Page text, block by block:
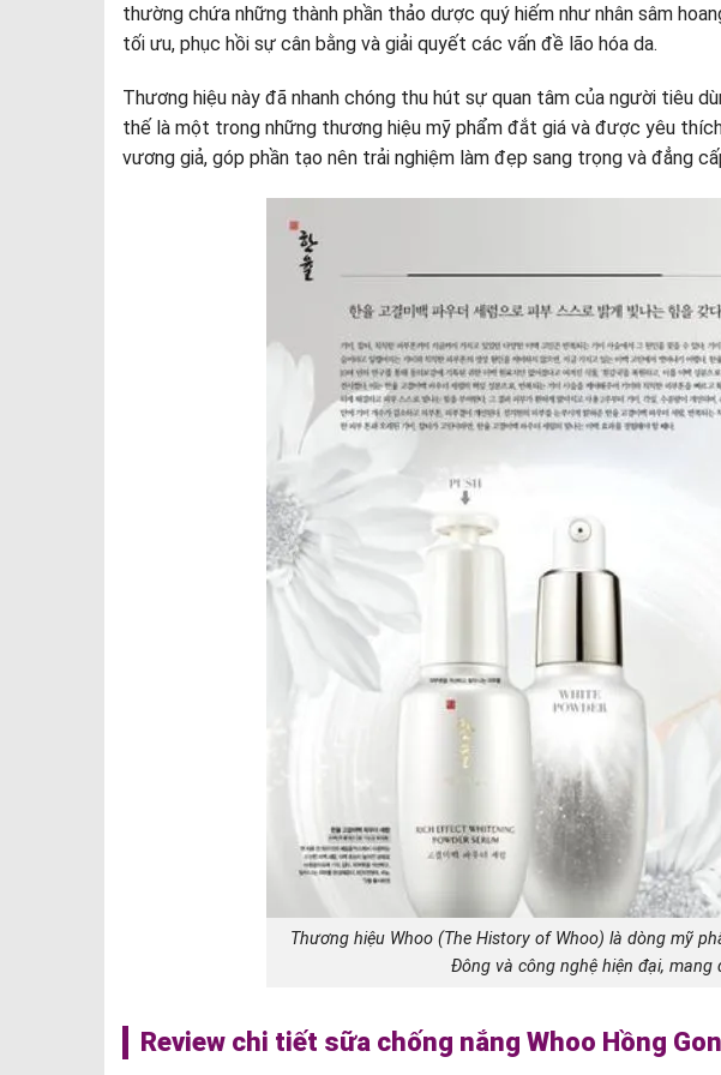
thường chứa những thành phần thảo dược quý hiếm như nhân sâm
tối ưu, phục hồi sự cân bằng và giải quyết các vấn đề lão hóa da.
Thương hiệu này đã nhanh chóng thu hút sự quan tâm của người tiêu
thế là một trong những thương hiệu mỹ phẩm đắt giá và được yêu
vương giả, góp phần tạo nên trải nghiệm làm đẹp sang trọng và đẳng
Thương hiệu Whoo (The History of Whoo) là dòng mỹ
Đông và công nghệ hiện đại,
Review chi tiết sữa chống nắng Whoo Hồng